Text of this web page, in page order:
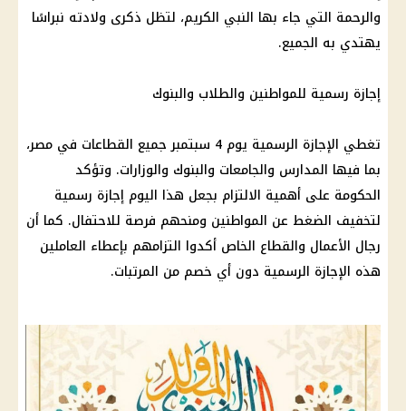
والرحمة التي جاء بها النبي الكريم، لتظل ذكرى ولادته نبراسًا
يهتدي به الجميع.
إجازة رسمية للمواطنين والطلاب والبنوك
تغطي الإجازة الرسمية يوم 4 سبتمبر جميع القطاعات في مصر،
بما فيها المدارس والجامعات والبنوك والوزارات. وتؤكد
الحكومة على أهمية الالتزام بجعل هذا اليوم إجازة رسمية
لتخفيف الضغط عن المواطنين ومنحهم فرصة للاحتفال. كما أن
رجال الأعمال والقطاع الخاص أكدوا التزامهم بإعطاء العاملين
هذه الإجازة الرسمية دون أي خصم من المرتبات.